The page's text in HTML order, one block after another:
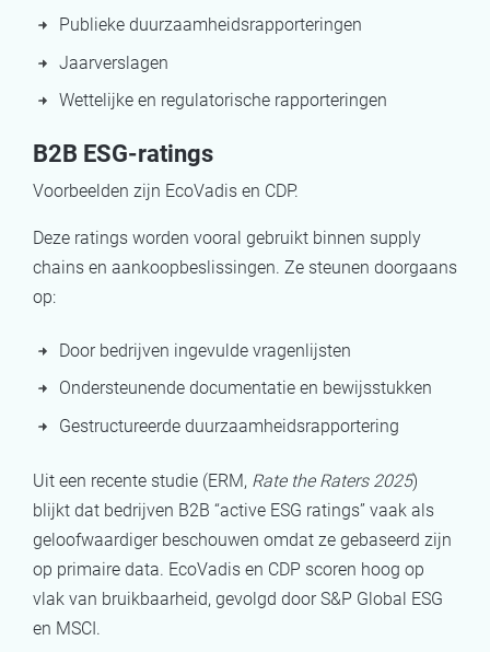
Publieke duurzaamheidsrapporteringen
Jaarverslagen
Wettelijke en regulatorische rapporteringen
B2B ESG-ratings
Voorbeelden zijn EcoVadis en CDP.
Deze ratings worden vooral gebruikt binnen supply
chains en aankoopbeslissingen. Ze steunen doorgaans
op:
Door bedrijven ingevulde vragenlijsten
Ondersteunende documentatie en bewijsstukken
Gestructureerde duurzaamheidsrapportering
Uit een recente studie (ERM, Rate the Raters 2025)
blijkt dat bedrijven B2B “active ESG ratings” vaak als
geloofwaardiger beschouwen omdat ze gebaseerd zijn
op primaire data. EcoVadis en CDP scoren hoog op
vlak van bruikbaarheid, gevolgd door S&P Global ESG
en MSCI.